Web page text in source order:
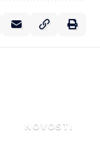
NOVOSTI